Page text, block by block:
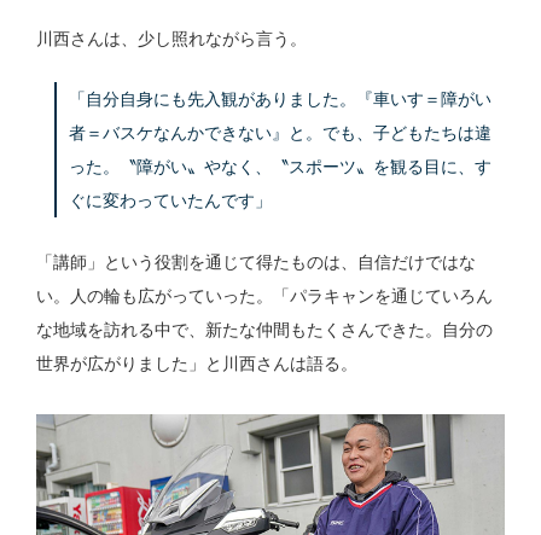
川西さんは、少し照れながら言う。
「自分自身にも先入観がありました。『車いす＝障がい
者＝バスケなんかできない』と。でも、子どもたちは違
った。〝障がい〟やなく、〝スポーツ〟を観る目に、す
ぐに変わっていたんです」
「講師」という役割を通じて得たものは、自信だけではな
い。人の輪も広がっていった。「パラキャンを通じていろん
な地域を訪れる中で、新たな仲間もたくさんできた。自分の
世界が広がりました」と川西さんは語る。